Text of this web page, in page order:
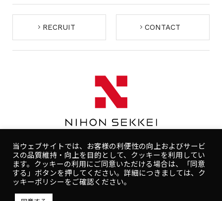
RECRUIT CONTACT
コンプライアンスポリシー
プライバシーポリシー
当ウェブサイトでは、お客様の利便性の向上およびサービ
スの品質維持・向上を目的として、クッキーを利用してい
ます。クッキーの利用にご同意いただける場合は、「同意
する」ボタンを押してください。詳細につきましては、ク
ッキーポリシーをご確認ください。